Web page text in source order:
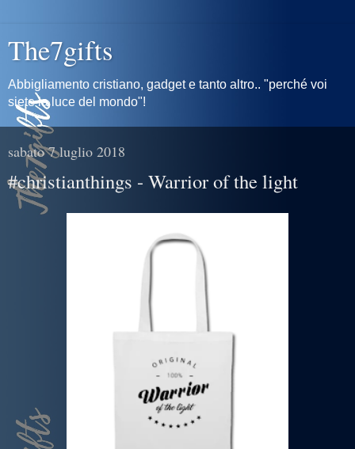
The7gifts
Abbigliamento cristiano, gadget e tanto altro.. "perché voi
siete la luce del mondo"!
sabato 7 luglio 2018
#christianthings - Warrior of the light